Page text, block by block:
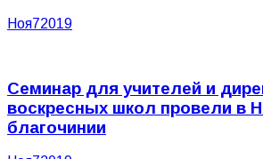
Ноя72019
Семинар для учителей и
воскресных школ провели в
благочинии